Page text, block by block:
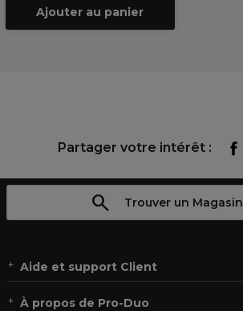
Ajouter au panier
Partager votre intérêt :
Trouver un Magasin
Aide et support Client
À propos de Pro-Duo